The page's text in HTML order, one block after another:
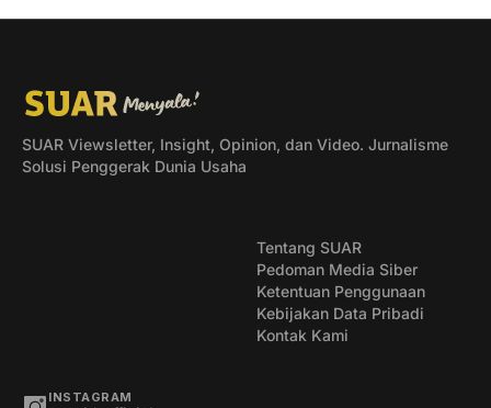
SUAR Viewsletter, Insight, Opinion, dan Video. Jurnalisme
Solusi Penggerak Dunia Usaha
Tentang SUAR
Pedoman Media Siber
Ketentuan Penggunaan
Kebijakan Data Pribadi
Kontak Kami
INSTAGRAM